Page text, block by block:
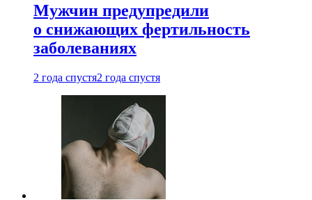
Мужчин предупредили
о снижающих фертильность
заболеваниях
2 года спустя2 года спустя